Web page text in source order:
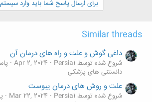
برای ارسال پاسخ شما باید وارد
Similar threads
داغی گوش و علت و راه‌ های درمان آن
شروع شده توسط Persia1 Apr 2, 2024
دانستنی های پزشکی
علت و روش های درمان یبوست
شروع شده توسط Persia1 Mar 22, 2024